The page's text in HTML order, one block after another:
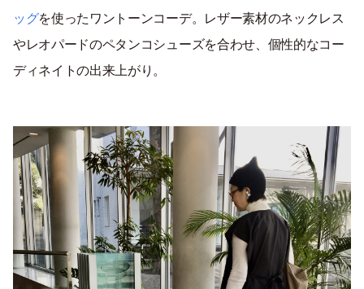
ッグを使ったワントーンコーデ。レザー素材のネックレス
やレオパードのペタンコシューズを合わせ、個性的なコー
ディネイトの出来上がり。